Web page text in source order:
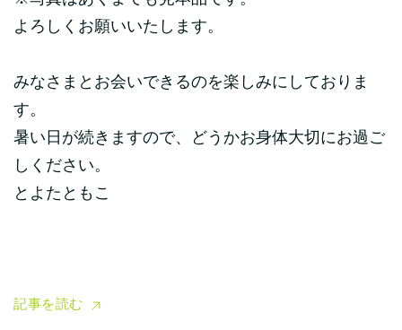
よろしくお願いいたします。
みなさまとお会いできるのを楽しみにしておりま
す。
暑い日が続きますので、どうかお身体大切にお過ご
しください。
とよたともこ
記事を読む